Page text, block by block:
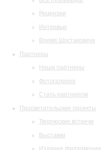
Рецензии
Интервью
Время Шостаковича
Партнеры
Наши партнеры
Фотогалерея
Стать партнером
Просветительские проекты
Творческие встречи
Выставки
Издания филармонии